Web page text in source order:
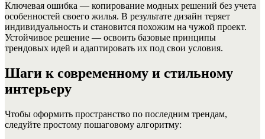
Ключевая ошибка — копирование модных решений без учета
особенностей своего жилья. В результате дизайн теряет
индивидуальность и становится похожим на чужой проект.
Устойчивое решение — освоить базовые принципы
трендовых идей и адаптировать их под свои условия.
Шаги к современному и стильному
интерьеру
Чтобы оформить пространство по последним трендам,
следуйте простому пошаговому алгоритму: